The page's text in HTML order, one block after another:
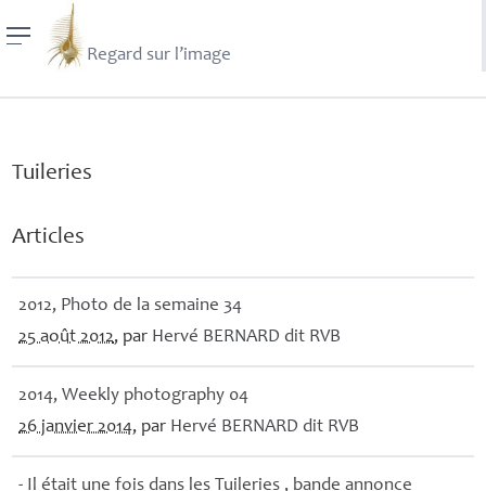
Regard sur l’image
Tuileries
Articles
2012, Photo de la semaine 34
25 août 2012, par Hervé BERNARD dit RVB
2014, Weekly photography 04
26 janvier 2014, par Hervé BERNARD dit RVB
- Il était une fois dans les Tuileries , bande annonce